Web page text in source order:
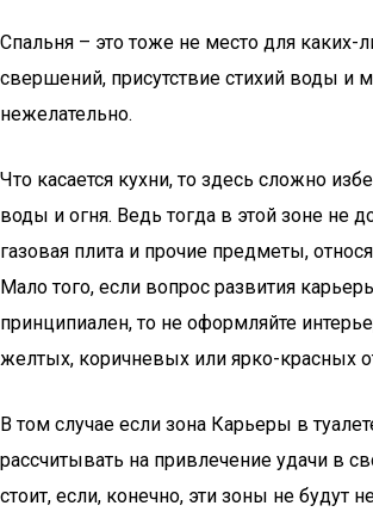
Спальня – это тоже не место для каких-
свершений, присутствие стихий воды и
нежелательно.
Что касается кухни, то здесь сложно
воды и огня. Ведь тогда в этой зоне не
газовая плита и прочие предметы,
Мало того, если вопрос развития
принципиален, то не оформляйте
желтых, коричневых или ярко-красных
В том случае если зона Карьеры в
рассчитывать на привлечение удачи в
стоит, если, конечно, эти зоны не будут